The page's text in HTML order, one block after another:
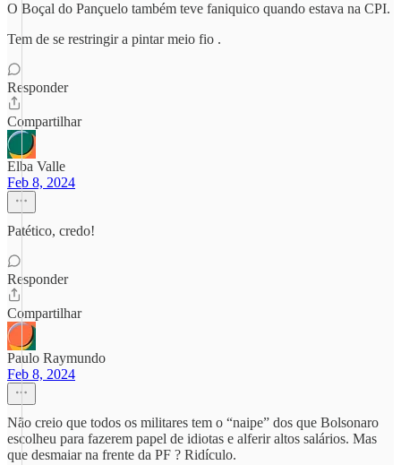
O Boçal do Pançuelo também teve faniquico quando estava na CPI.
Tem de se restringir a pintar meio fio .
Responder
Compartilhar
Elba Valle
Feb 8, 2024
Patético, credo!
Responder
Compartilhar
Paulo Raymundo
Feb 8, 2024
Não creio que todos os militares tem o “naipe” dos que Bolsonaro
escolheu para fazerem papel de idiotas e alferir altos salários. Mas
que desmaiar na frente da PF ? Ridículo.